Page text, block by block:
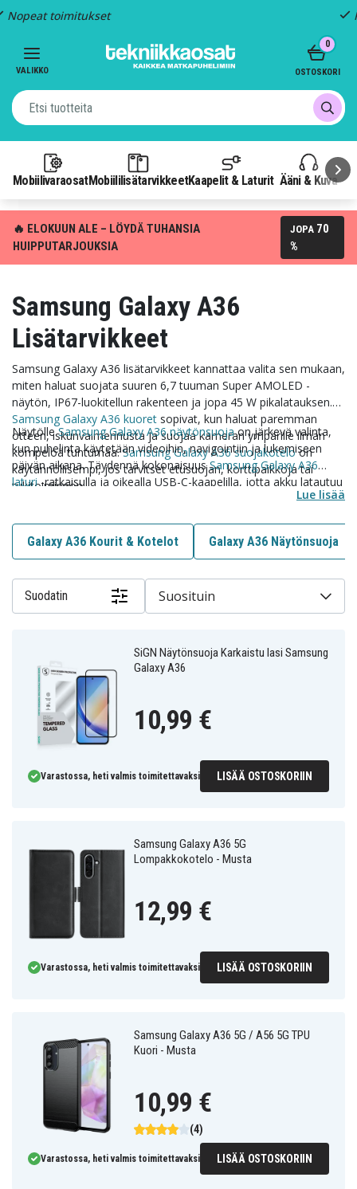
VALIKKO
MobiilivaraosatMobiililisätarvikkeetKaapelit & Laturit Ääni & Kuva
0
OSTOSKORI
🔥 ELOKUUN ALE – LÖYDÄ TUHANSIA
HUIPPUTARJOUKSIA
JOPA 70
%
Samsung Galaxy A36
Lisätarvikkeet
Samsung Galaxy A36 lisätarvikkeet kannattaa valita sen mukaan,
miten haluat suojata suuren 6,7 tuuman Super AMOLED -
näytön, IP67-luokitellun rakenteen ja jopa 45 W pikalatauksen.
Samsung Galaxy A36 kuoret sopivat, kun haluat paremman
otteen, iskunvaimennusta ja suojaa kameran ympärille ilman
kömpelöä tuntumaa.Samsung Galaxy A36 suojakoteloon
käytännöllisempi, jos tarvitset etusuojan, korttipaikkoja tai
tukitoiminnon.
NäytölleSamsung Galaxy A36 näytönsuojaon järkevä valinta,
kun puhelinta käytetään videoihin, navigointiin ja lukemiseen
päivän aikana. Täydennä kokonaisuusSamsung Galaxy A36
laturi-ratkaisulla ja oikealla USB-C-kaapelilla, jotta akku latautuu
Lue lisää
Galaxy A36 Kourit & Kotelot Galaxy A36 Näytönsuoja
Suodatin Suosituin
SiGN Näytönsuoja Karkaistu lasi Samsung
Galaxy A36
10,99 €
Varastossa, heti valmis toimitettavaksi LISÄÄ OSTOSKORIIN
Samsung Galaxy A36 5G
Lompakkokotelo - Musta
12,99 €
Varastossa, heti valmis toimitettavaksi LISÄÄ OSTOSKORIIN
Samsung Galaxy A36 5G / A56 5G TPU
Kuori - Musta
(4)
10,99 €
Varastossa, heti valmis toimitettavaksi LISÄÄ OSTOSKORIIN